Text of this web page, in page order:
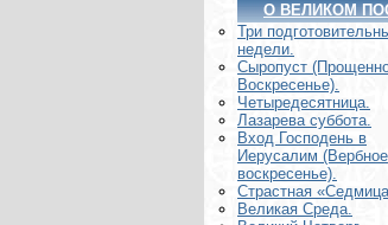
О ВЕЛИКОМ
Три
недели.
Сыропуст
Воскресенье).
Четыредесятница.
Лазарева суббота.
Вход Господень в
Иерусалим (Вербное
воскресенье).
Страстная
Великая Среда.